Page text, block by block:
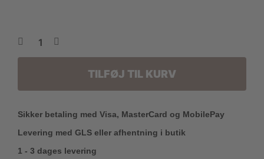
TILFØJ TIL KURV
Sikker betaling med Visa, MasterCard og MobilePay
Levering med GLS eller afhentning i butik
1 - 3 dages levering